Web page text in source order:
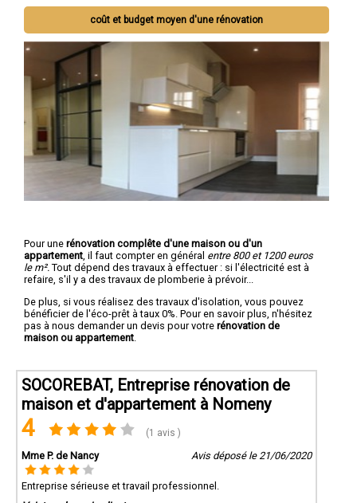
coût et budget moyen d'une rénovation
Pour une rénovation complête d'une maison ou d'un
appartement , il faut compter en général entre 800 et 1200 euros
le m². Tout dépend des travaux à effectuer : si l'électricité est à
refaire, s'il y a des travaux de plomberie à prévoir...
De plus, si vous réalisez des travaux d'isolation, vous pouvez
bénéficier de l'éco-prêt à taux 0%. Pour en savoir plus, n'hésitez
pas à nous demander un devis pour votre rénovation de
maison ou appartement
SOCOREBAT, Entreprise rénovation de
maison et d'appartement à Nomeny
4 (1 avis )
Mme P. de Nancy Avis déposé le 21/06/2020
Entreprise sérieuse et travail professionnel.